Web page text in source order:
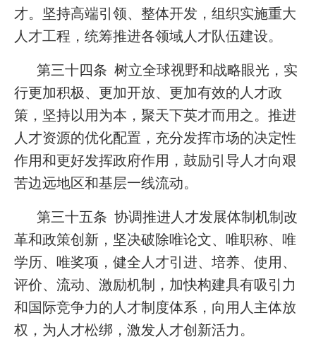
才。坚持高端引领、整体开发，组织实施重大
人才工程，统筹推进各领域人才队伍建设。
第三十四条 树立全球视野和战略眼光，实
行更加积极、更加开放、更加有效的人才政
策，坚持以用为本，聚天下英才而用之。推进
人才资源的优化配置，充分发挥市场的决定性
作用和更好发挥政府作用，鼓励引导人才向艰
苦边远地区和基层一线流动。
第三十五条 协调推进人才发展体制机制改
革和政策创新，坚决破除唯论文、唯职称、唯
学历、唯奖项，健全人才引进、培养、使用、
评价、流动、激励机制，加快构建具有吸引力
和国际竞争力的人才制度体系，向用人主体放
权，为人才松绑，激发人才创新活力。